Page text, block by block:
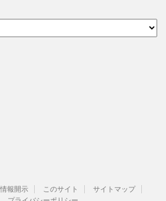
報開示 このサイト
サイトマップ